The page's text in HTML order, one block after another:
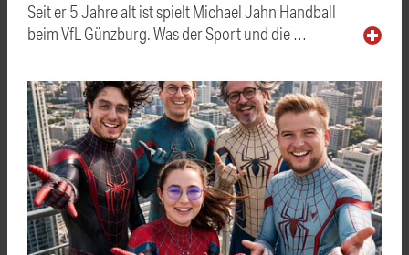
Seit er 5 Jahre alt ist spielt Michael Jahn Handball
beim VfL Günzburg. Was der Sport und die …